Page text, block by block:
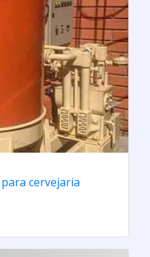
cervejaria